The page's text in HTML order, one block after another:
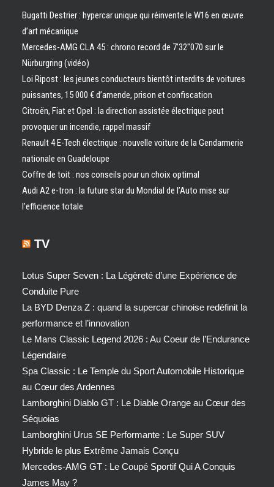
Bugatti Destrier : hypercar unique qui réinvente le W16 en œuvre
d’art mécanique
Mercedes-AMG CLA 45 : chrono record de 7’32″070 sur le
Nürburgring (vidéo)
Loi Ripost : les jeunes conducteurs bientôt interdits de voitures
puissantes, 15 000 € d’amende, prison et confiscation
Citroën, Fiat et Opel : la direction assistée électrique peut
provoquer un incendie, rappel massif
Renault 4 E-Tech électrique : nouvelle voiture de la Gendarmerie
nationale en Guadeloupe
Coffre de toit : nos conseils pour un choix optimal
Audi A2 e-tron : la future star du Mondial de l’Auto mise sur
l’efficience totale
TV
Lotus Super Seven : La Légèreté d’une Expérience de
Conduite Pure
La BYD Denza Z : quand la supercar chinoise redéfinit la
performance et l’innovation
Le Mans Classic Legend 2026 : Au Coeur de l’Endurance
Légendaire
Spa Classic : Le Temple du Sport Automobile Historique
au Cœur des Ardennes
Lamborghini Diablo GT : Le Diable Orange au Cœur des
Séquoias
Lamborghini Urus SE Performante : Le Super SUV
Hybride le plus Extrême Jamais Conçu
Mercedes-AMG GT : Le Coupé Sportif Qui A Conquis
James May ?